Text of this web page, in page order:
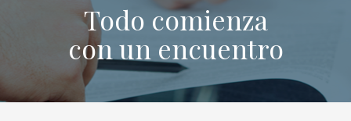
Todo comienza
con un encuentro